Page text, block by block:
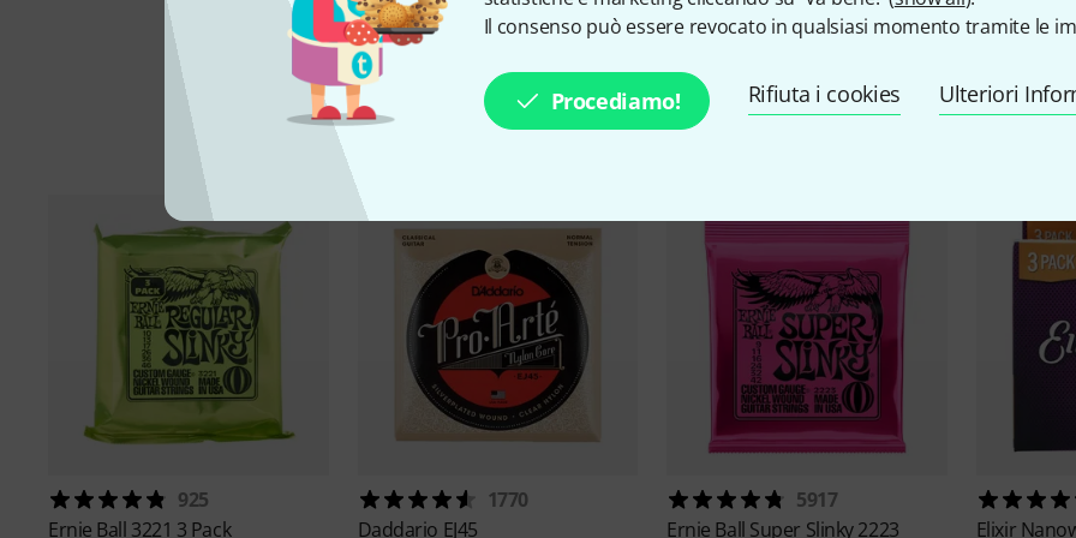
Il consenso può essere revocato in qualsiasi momento tramite le
Procediamo! Rifiuta i cookies Ulteriori
I più popolari
925
Ernie Ball 3221 3 Pack
1770
Daddario EJ45
5917
Ernie Ball Super Slinky 2223
Elixir